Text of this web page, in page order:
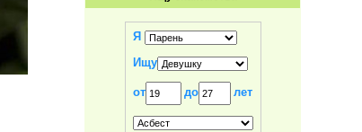
Я
Ищу
от до лет